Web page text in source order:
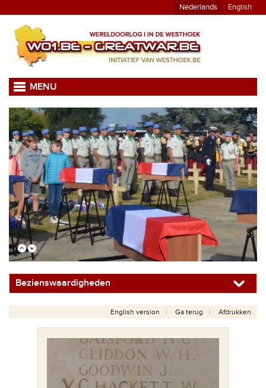
Nederlands English
MENU
Bezienswaardigheden
English version Ga terug Afdrukken